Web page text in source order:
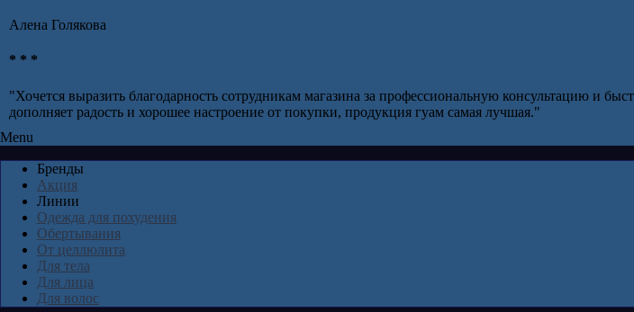
Алена Голякова
* * *
"Хочется выразить благодарность сотрудникам магазина за профессиональную консультацию и
дополняет радость и хорошее настроение от покупки, продукция гуам самая лучшая."
Menu
Бренды
Акция
Линии
Одежда для похудения
Обертывания
От целлюлита
Для тела
Для лица
Для волос